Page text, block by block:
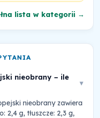
lista w kategorii →
nieobrany – ile
▾
nieobrany zawiera
2,4 g, tłuszcze: 2,3 g,